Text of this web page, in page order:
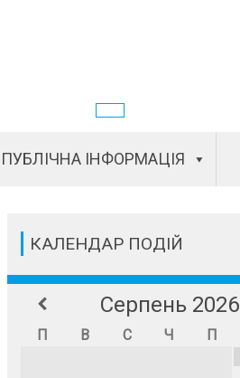
ПУБЛІЧНА ІНФОРМАЦІЯ
КАЛЕНДАР ПОДІЙ
Серпень 2026
П В С Ч П